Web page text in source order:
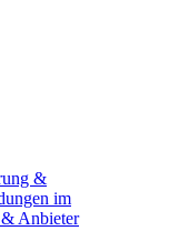
&
im
Anbieter